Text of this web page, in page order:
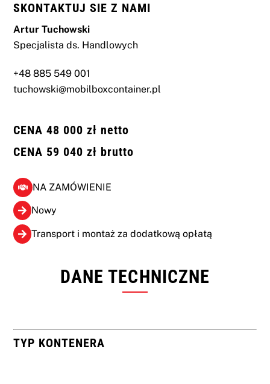
SKONTAKTUJ SIE Z NAMI
Artur Tuchowski
Specjalista ds. Handlowych
+48 885 549 001
tuchowski@mobilboxcontainer.pl
CENA 48 000 zł netto
CENA 59 040 zł brutto
NA ZAMÓWIENIE
Nowy
Transport i montaż za dodatkową opłatą
DANE TECHNICZNE
TYP KONTENERA